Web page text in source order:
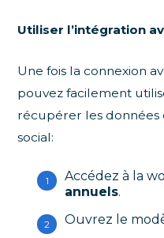
Utiliser l’intégration
Une fois la connexion
pouvez facilement
récupérer les données
social:
Accédez à la
annuels.
Ouvrez le